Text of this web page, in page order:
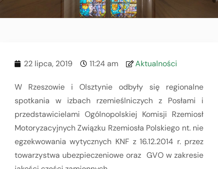
22 lipca, 2019 11:24 am Aktualności
W Rzeszowie i Olsztynie odbyły się regionalne
spotkania w izbach rzemieślniczych z Posłami i
przedstawicielami Ogólnopolskiej Komisji Rzemiosł
Motoryzacyjnych Związku Rzemiosła Polskiego nt. nie
egzekwowania wytycznych KNF z 16.12.2014 r. przez
towarzystwa ubezpieczeniowe oraz GVO w zakresie